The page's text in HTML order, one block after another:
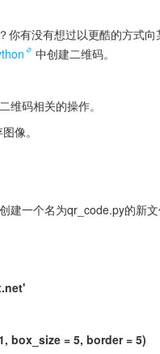
你有没有想过以更酷的方式
中创建二维码。
维码相关的操作。
像。
建一个名为qr_code.py的新文
box_size = 5, border = 5)